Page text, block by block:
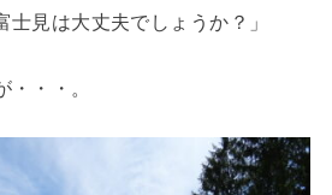
士見は大丈夫でしょうか？」
・・。